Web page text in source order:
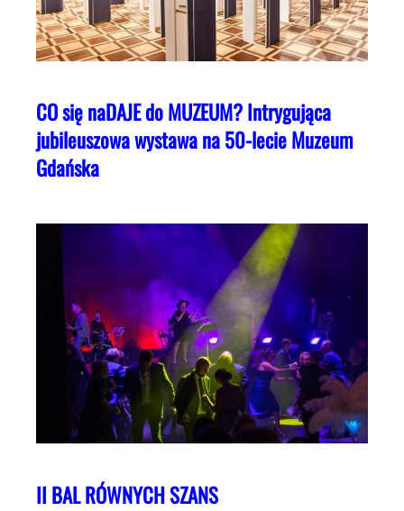
CO się naDAJE do MUZEUM? Intrygująca
jubileuszowa wystawa na 50-lecie Muzeum
Gdańska
II BAL RÓWNYCH SZANS